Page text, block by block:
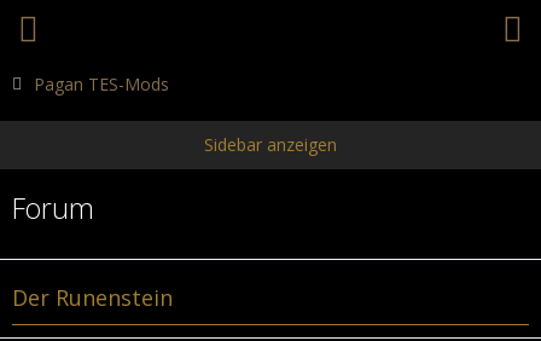
Pagan TES-Mods
Forum
Der Runenstein